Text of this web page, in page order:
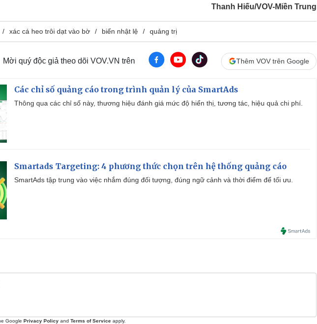
Thanh Hiếu/VOV-Miền Trung
xác cá heo trôi dạt vào bờ biển nhật lệ quảng trị
Mời quý độc giả theo dõi VOV.VN trên Thêm VOV trên Google
Các chỉ số quảng cáo trong trình quản lý của SmartAds
Thông qua các chỉ số này, thương hiệu đánh giá mức độ hiển thị, tương tác, hiệu quả chi phí.
Smartads Targeting: 4 phương thức chọn trên hệ thống quảng cáo
SmartAds tập trung vào việc nhắm đúng đối tượng, đúng ngữ cảnh và thời điểm để tối ưu.
Google Privacy Policy and Terms of Service apply.